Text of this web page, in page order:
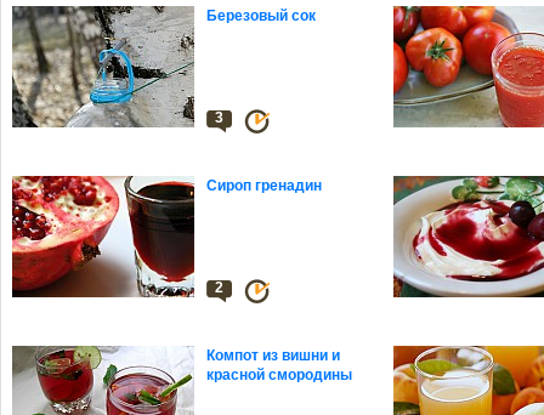
Березовый сок
3
Сироп гренадин
2
Компот из вишни и
красной смородины